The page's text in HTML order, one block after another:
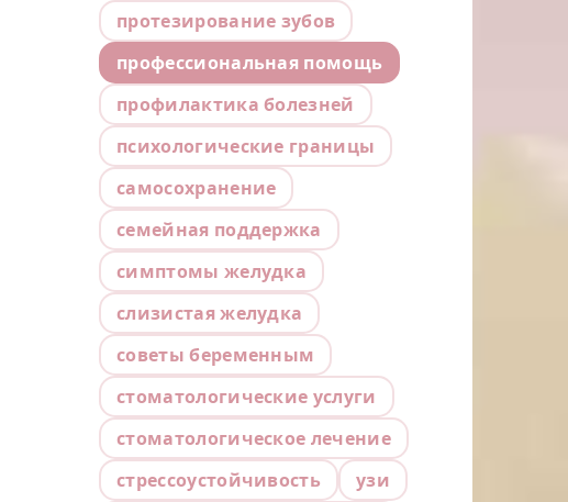
протезирование зубов
профессиональная помощь
профилактика болезней
психологические границы
самосохранение
семейная поддержка
симптомы желудка
слизистая желудка
советы беременным
стоматологические услуги
стоматологическое лечение
стрессоустойчивость
узи